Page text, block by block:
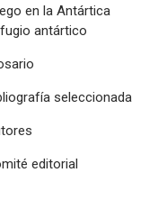
en la Antártica
antártico
seleccionada
editorial